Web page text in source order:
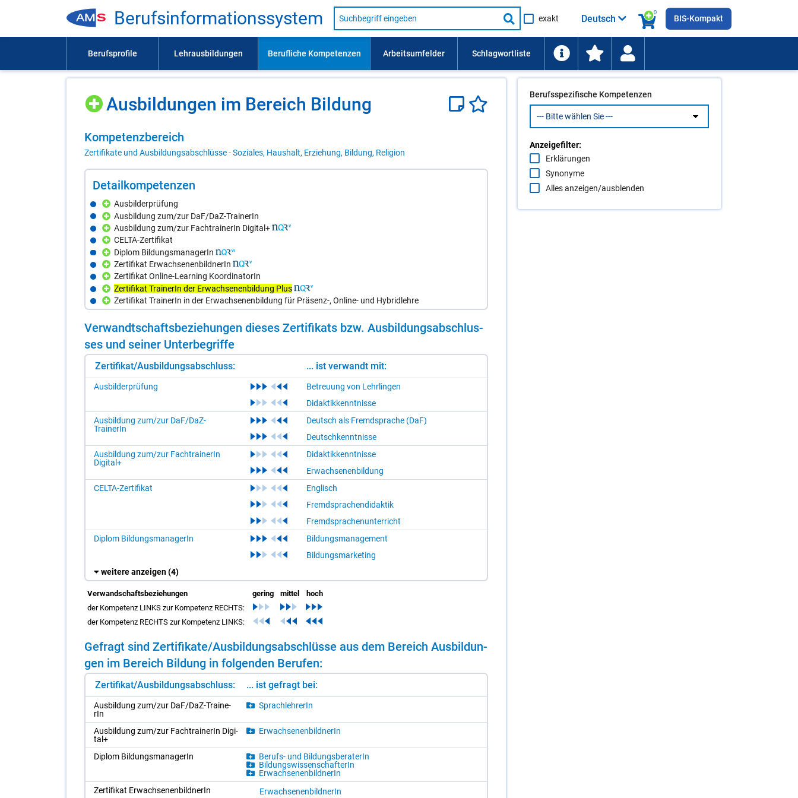
Be­rufs­in­for­ma­ti­ons­sys­tem
Suche
nach
Lehrausbildung,
usw.
Suche
starten
exakt
0
Deutsch BIS-Kompakt
Aus­bil­dun­gen im Be­reich Bil­dung
Kom­pe­tenz­be­reich
Zertifikate und Ausbildungsabschlüsse - Soziales, Haushalt, Erziehung, Bildung, Religion
De­tail­kom­pe­ten­zen
Ausbilderprüfung
Ausbildung zum/zur DaF/DaZ-TrainerIn
Ausbildung zum/zur FachtrainerIn Digital+
CELTA-Zertifikat
Diplom BildungsmanagerIn
Zertifikat ErwachsenenbildnerIn
Zertifikat Online-Learning KoordinatorIn
Zertifikat TrainerIn der Erwachsenenbildung Plus
Zertifikat TrainerIn in der Erwachsenenbildung für Präsenz-, Online- und Hybridlehre
Ver­wandt­schafts­be­zie­hun­gen die­ses Zer­ti­fi­kats bzw. Aus­bil­dungs­ab­schlus­
ses und sei­ner Un­ter­be­grif­fe
Zertifikat/Ausbildungsabschluss: ... ist verwandt mit:
Ausbilderprüfung
Betreuung von Lehrlingen
Didaktikkenntnisse
Ausbildung zum/zur DaF/DaZ-
TrainerIn
Deutsch als Fremdsprache (DaF)
Deutschkenntnisse
Ausbildung zum/zur FachtrainerIn
Digital+
Didaktikkenntnisse
Erwachsenenbildung
CELTA-Zertifikat
Englisch
Fremdsprachendidaktik
Fremdsprachenunterricht
Diplom BildungsmanagerIn
Bildungsmanagement
Bildungsmarketing
weitere anzeigen(4)
Verwandschaftsbeziehungen gering mittel
hoch
der Kompetenz LINKS zur Kompetenz RECHTS:
der Kompetenz RECHTS zur Kompetenz LINKS:
Ge­fragt sind Zer­ti­fi­ka­te/​Aus­bil­dungs­ab­schlüs­se aus dem Be­reich Aus­bil­dun­
gen im Be­reich Bil­dung in fol­gen­den Be­ru­fen:
Zertifikat/Ausbildungsabschluss: ... ist gefragt bei:
Aus­bil­dung zum/​zur DaF/​DaZ-Trai­ne­
rIn
Sprach­leh­re­rIn
Aus­bil­dung zum/​zur Fach­trai­ne­rIn Di­gi­
tal+
Er­wach­se­nen­bild­ne­rIn
Di­plom Bil­dungs­ma­na­ge­rIn
Be­rufs- und Bil­dungs­be­ra­te­rIn
Bil­dungs­wis­sen­schaf­te­rIn
Er­wach­se­nen­bild­ne­rIn
Zer­ti­fi­kat Er­wach­se­nen­bild­ne­rIn
Er­wach­se­nen­bild­ne­rIn
Berufsspezifische Kompetenzen
Anzeigefilter:
Erklärungen
Synonyme
Alles anzeigen/ausblenden